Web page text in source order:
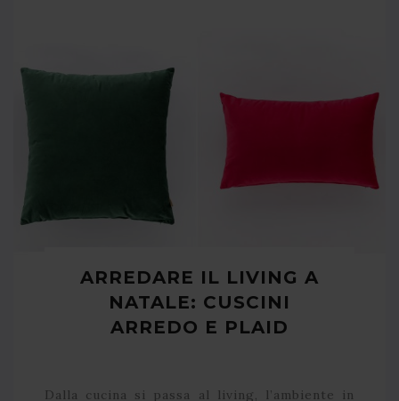
ARREDARE IL LIVING A
NATALE: CUSCINI
ARREDO E PLAID
Dalla cucina si passa al living, l’ambiente in